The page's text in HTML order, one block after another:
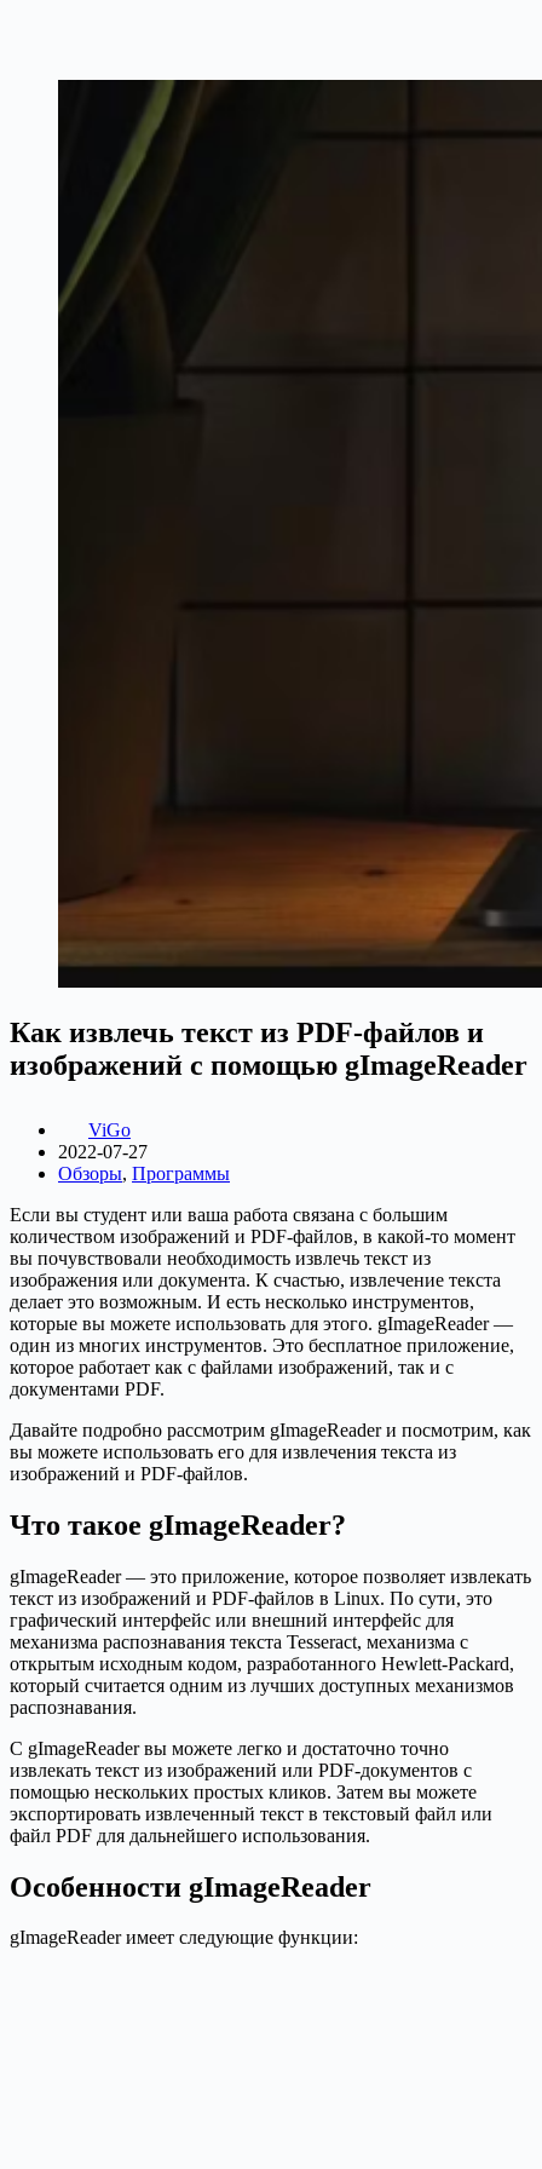
Как извлечь текст из PDF-файлов и
изображений с помощью gImageReader
ViGo
2022-07-27
Обзоры, Программы
Если вы студент или ваша работа связана с большим
количеством изображений и PDF-файлов, в какой-то момент
вы почувствовали необходимость извлечь текст из
изображения или документа. К счастью, извлечение текста
делает это возможным. И есть несколько инструментов,
которые вы можете использовать для этого. gImageReader —
один из многих инструментов. Это бесплатное приложение,
которое работает как с файлами изображений, так и с
документами PDF.
Давайте подробно рассмотрим gImageReader и посмотрим, как
вы можете использовать его для извлечения текста из
изображений и PDF-файлов.
Что такое gImageReader?
gImageReader — это приложение, которое позволяет извлекать
текст из изображений и PDF-файлов в Linux. По сути, это
графический интерфейс или внешний интерфейс для
механизма распознавания текста Tesseract, механизма с
открытым исходным кодом, разработанного Hewlett-Packard,
который считается одним из лучших доступных механизмов
распознавания.
С gImageReader вы можете легко и достаточно точно
извлекать текст из изображений или PDF-документов с
помощью нескольких простых кликов. Затем вы можете
экспортировать извлеченный текст в текстовый файл или
файл PDF для дальнейшего использования.
Особенности gImageReader
gImageReader имеет следующие функции: